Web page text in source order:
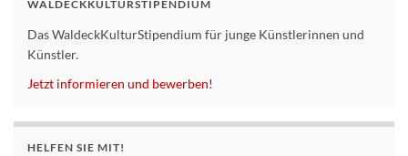
WALDECKKULTURSTIPENDIUM
Das WaldeckKulturStipendium für junge Künstlerinnen und
Künstler.
Jetzt informieren und bewerben!
HELFEN SIE MIT!